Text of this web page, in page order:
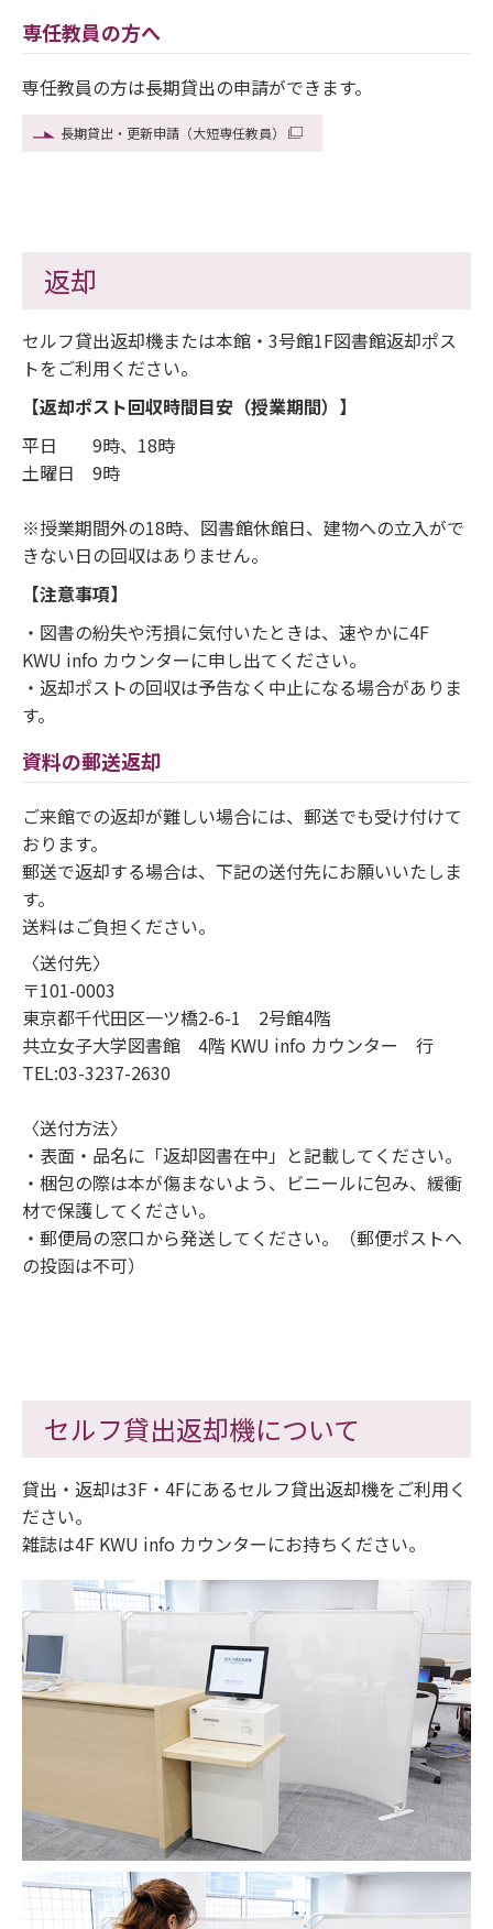
専任教員の方へ
専任教員の方は長期貸出の申請ができます。
長期貸出・更新申請（大短専任教員）
返却
セルフ貸出返却機または本館・3号館1F図書館返却ポス
トをご利用ください。
【返却ポスト回収時間目安（授業期間）】
平日 9時、18時
土曜日 9時
※授業期間外の18時、図書館休館日、建物への立入がで
きない日の回収はありません。
【注意事項】
・図書の紛失や汚損に気付いたときは、速やかに4F
KWU info カウンターに申し出てください。
・返却ポストの回収は予告なく中止になる場合がありま
す。
資料の郵送返却
ご来館での返却が難しい場合には、郵送でも受け付けて
おります。
郵送で返却する場合は、下記の送付先にお願いいたしま
す。
送料はご負担ください。
〈送付先〉
〒101-0003
東京都千代田区一ツ橋2-6-1 2号館4階
共立女子大学図書館 4階 KWU info カウンター 行
TEL:03-3237-2630
〈送付方法〉
・表面・品名に「返却図書在中」と記載してください。
・梱包の際は本が傷まないよう、ビニールに包み、緩衝
材で保護してください。
・郵便局の窓口から発送してください。（郵便ポストへ
の投函は不可）
セルフ貸出返却機について
貸出・返却は3F・4Fにあるセルフ貸出返却機をご利用く
ださい。
雑誌は4F KWU info カウンターにお持ちください。